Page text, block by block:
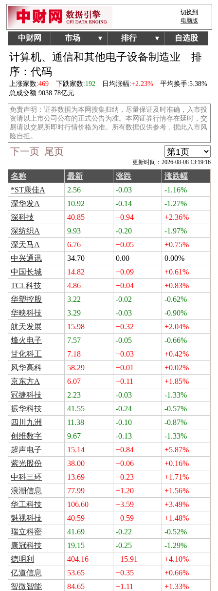
切换到
电脑版
中财网 市场 ▼ 排行 ▼ 自选股
计算机、通信和其他电子设备制造业
排
序：代码
上涨家数:469 下跌家数:192 日均涨幅:+2.23% 平均换手:5.38%
总成交额:9038.78亿元
免责声明：证券数据为本网搜集归纳，尽量保证及时准确，入市投
资请以上市公司公布的正式公告为准。本网证券行情存在延时，交
易请以交易所即时行情价格为准。所有数据仅供参考，据此入市风
险自担。
下一页 尾页
更新时间：2026-08-08 13:19:16
名称 最新 涨跌
涨跌幅
*ST康佳A
2.56 -0.03
-1.16%
深华发A
10.92 -0.14
-1.27%
深科技
40.85 +0.94
+2.36%
深纺织A
9.93 -0.20
-1.97%
深天马A
6.76 +0.05
+0.75%
中兴通讯
34.70 0.00
0.00%
中国长城
14.82 +0.09
+0.61%
TCL科技
4.86 +0.04
+0.83%
华塑控股
3.22 -0.02
-0.62%
华映科技
3.29 -0.03
-0.90%
航天发展
15.98 +0.32
+2.04%
烽火电子
7.57 -0.05
-0.66%
甘化科工
7.18 +0.03
+0.42%
风华高科
58.29 +0.01
+0.02%
京东方A
6.07 +0.11
+1.85%
冠捷科技
2.23 -0.03
-1.33%
振华科技
41.55 -0.24
-0.57%
四川九洲
11.38 -0.10
-0.87%
创维数字
9.67 -0.13
-1.33%
超声电子
15.14 +0.84
+5.87%
紫光股份
38.00 +0.06
+0.16%
中科三环
13.69 +0.23
+1.71%
浪潮信息
77.99 +1.20
+1.56%
华工科技
106.60 +3.59
+3.49%
魅视科技
40.59 +0.59
+1.48%
瑞立科密
41.69 -0.22
-0.52%
康冠科技
19.15 -0.25
-1.29%
德明利
404.16 +15.91
+4.10%
亿道信息
53.65 +0.35
+0.66%
智微智能
84.65 +1.11
+1.33%